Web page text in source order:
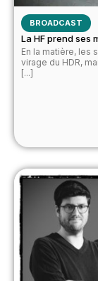
BROADCAST
La HF prend ses
En la matière, les
virage du HDR,
[...]